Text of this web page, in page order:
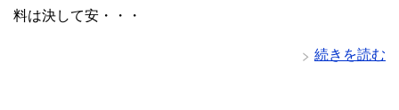
料は決して安・・・
続きを読む